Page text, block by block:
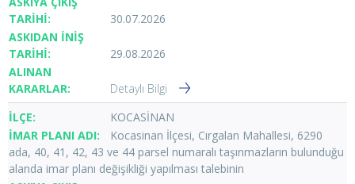
30.07.2026
29.08.2026
Detaylı Bilgi
KOCASİNAN
Kocasinan İlçesi, Cırgalan Mahallesi, 6290
ada, 40, 41, 42, 43 ve 44 parsel numaralı taşınmazların bulunduğu
alanda imar planı değişikliği yapılması talebinin